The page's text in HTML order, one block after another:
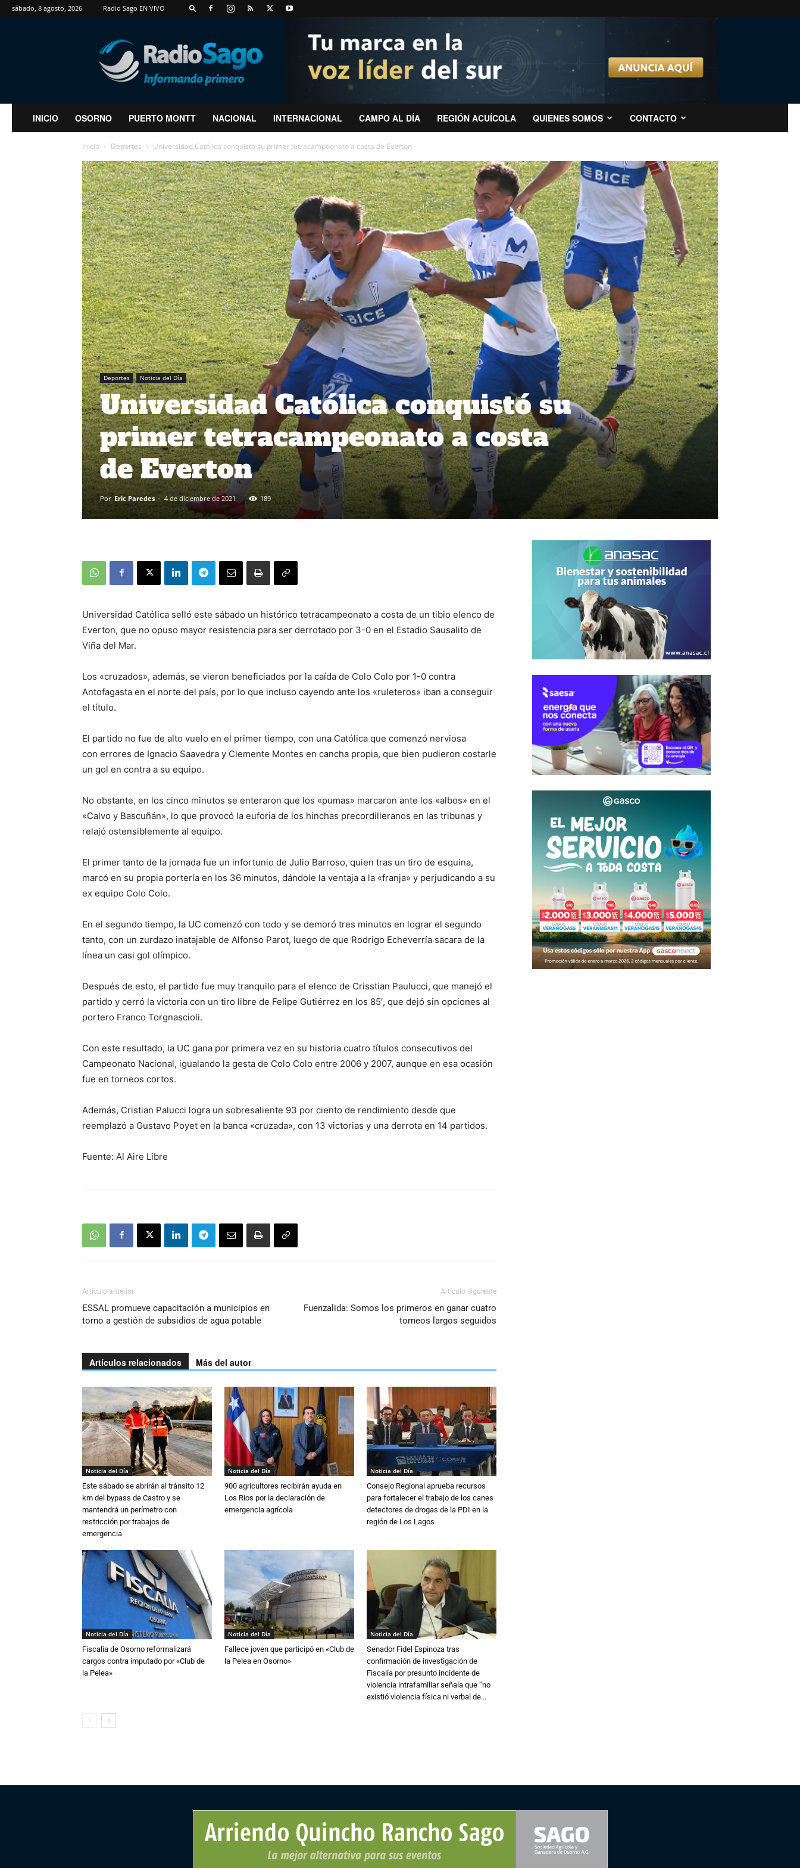
sábado, 8 agosto, 2026 Radio Sago EN VIVO
RadioSago
INICIO OSORNO PUERTO MONTT NACIONAL INTERNACIONAL CAMPO AL DÍA REGIÓN ACUÍCOLA QUIENES SOMOS CONTACTO
Inicio Deportes Universidad Católica conquistó su primer tetracampeonato a costa de Everton
Deportes Noticia del Día
Universidad Católica conquistó su
primer tetracampeonato a costa
de Everton
Por Eric Paredes - 4 de diciembre de 2021 189
Universidad Católica selló este sábado un histórico tetracampeonato a costa de un tibio elenco de
Everton, que no opuso mayor resistencia para ser derrotado por 3-0 en el Estadio Sausalito de
Viña del Mar.
Los «cruzados», además, se vieron beneficiados por la caída de Colo Colo por 1-0 contra
Antofagasta en el norte del país, por lo que incluso cayendo ante los «ruleteros» iban a conseguir
el título.
El partido no fue de alto vuelo en el primer tiempo, con una Católica que comenzó nerviosa
con errores de Ignacio Saavedra y Clemente Montes en cancha propia, que bien pudieron costarle
un gol en contra a su equipo.
No obstante, en los cinco minutos se enteraron que los «pumas» marcaron ante los «albos» en el
«Calvo y Bascuñán», lo que provocó la euforia de los hinchas precordilleranos en las tribunas y
relajó ostensiblemente al equipo.
El primer tanto de la jornada fue un infortunio de Julio Barroso, quien tras un tiro de esquina,
marcó en su propia portería en los 36 minutos, dándole la ventaja a la «franja» y perjudicando a su
ex equipo Colo Colo.
En el segundo tiempo, la UC comenzó con todo y se demoró tres minutos en lograr el segundo
tanto, con un zurdazo inatajable de Alfonso Parot, luego de que Rodrigo Echeverría sacara de la
línea un casi gol olímpico.
Después de esto, el partido fue muy tranquilo para el elenco de Crisstian Paulucci, que manejó el
partido y cerró la victoria con un tiro libre de Felipe Gutiérrez en los 85′, que dejó sin opciones al
portero Franco Torgnascioli.
Con este resultado, la UC gana por primera vez en su historia cuatro títulos consecutivos del
Campeonato Nacional, igualando la gesta de Colo Colo entre 2006 y 2007, aunque en esa ocasión
fue en torneos cortos.
Además, Cristian Palucci logra un sobresaliente 93 por ciento de rendimiento desde que
reemplazó a Gustavo Poyet en la banca «cruzada», con 13 victorias y una derrota en 14 partidos.
Fuente: Al Aire Libre
Artículo anterior
ESSAL promueve capacitación a municipios en
torno a gestión de subsidios de agua potable
Artículo siguiente
Fuenzalida: Somos los primeros en ganar cuatro
torneos largos seguidos
Artículos relacionados Más del autor
Noticia del Día
Este sábado se abrirán al tránsito 12
km del bypass de Castro y se
mantendrá un perímetro con
restricción por trabajos de
emergencia
Noticia del Día
900 agricultores recibirán ayuda en
Los Ríos por la declaración de
emergencia agrícola
Noticia del Día
Consejo Regional aprueba recursos
para fortalecer el trabajo de los canes
detectores de drogas de la PDI en la
región de Los Lagos
Noticia del Día
Fiscalía de Osorno reformalizará
cargos contra imputado por «Club de
la Pelea»
Noticia del Día
Fallece joven que participó en «Club de
la Pelea en Osorno»
Noticia del Día
Senador Fidel Espinoza tras
confirmación de investigación de
Fiscalía por presunto incidente de
violencia intrafamiliar señala que “no
existió violencia física ni verbal de...